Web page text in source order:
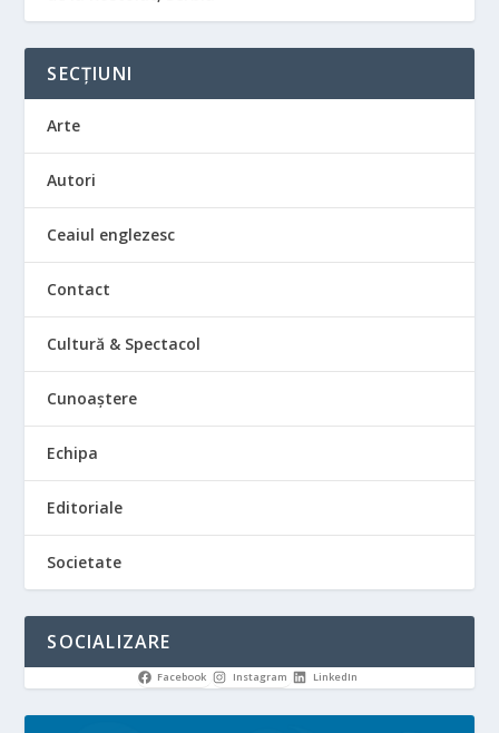
SECȚIUNI
Arte
Autori
Ceaiul englezesc
Contact
Cultură & Spectacol
Cunoaștere
Echipa
Editoriale
Societate
SOCIALIZARE
Facebook Instagram LinkedIn